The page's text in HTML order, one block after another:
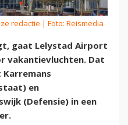
redactie | Foto: Reismedia
gaat Lelystad Airport
vakantievluchten. Dat
en
(Defensie) in een